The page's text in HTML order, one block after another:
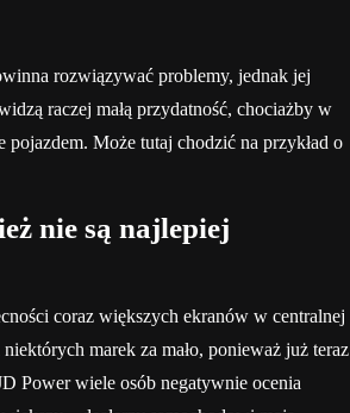
rozwiązywać problemy, jednak jej
raczej małą przydatność, chociażby w
Może tutaj chodzić na przykład o
nie są najlepiej
coraz większych ekranów w centralnej
marek za mało, ponieważ już teraz
Power wiele osób negatywnie ocenia